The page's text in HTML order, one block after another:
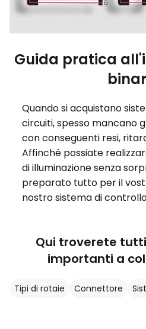
Guida pratica
Quando si acquistano
circuiti, spesso mancano
con conseguenti resi,
Affinché possiate
di illuminazione senza
preparato tutto per il
nostro sistema di
Qui troverete
importanti a
Tipi di rotaie Connettore